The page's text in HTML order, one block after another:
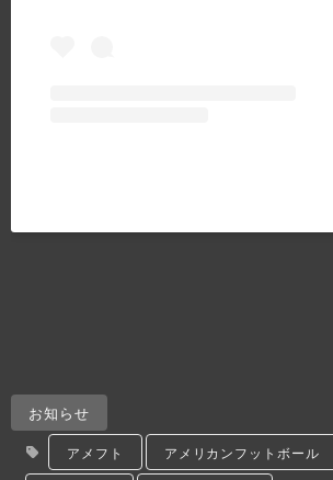
お知らせ
アメフト アメリカンフットボール